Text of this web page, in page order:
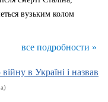
вузьким колом
все подробности »
в Україні і назвав